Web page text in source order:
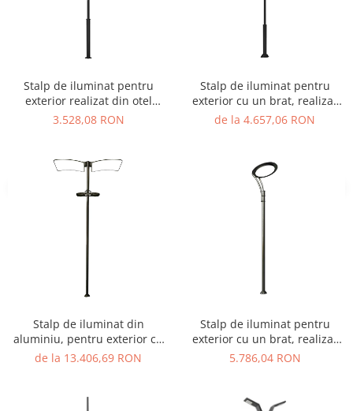
Stalp de iluminat pentru
exterior realizat din otel
galvanizat si bec LED - A4033
3.528,08 RON
Stalp de iluminat pentru
exterior cu un brat, realizat
din aluminiu si bec LED -
de la 4.657,06 RON
Stalp de iluminat din
aluminiu, pentru exterior cu
doua brate si bec LED - A4012
de la 13.406,69 RON
Stalp de iluminat pentru
exterior cu un brat, realizat
din aluminiu si bec LED -
5.786,04 RON